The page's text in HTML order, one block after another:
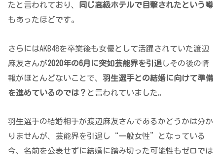
たと言われており、
同じ高級ホテルで目撃されたという噂
もあったほどです。
さらにはAKB48を卒業後も女優として活躍されていた渡辺
麻友さんが2020年の6月に突如芸能界を引退しその後の情
報がほとんどないことで、 羽生選手との結婚に向けて準備
を進めているのでは？ と言われていました。
羽生選手の結婚相手が渡辺麻友さんであるかどうかは分か
りませんが、芸能界を引退し“一般女性”となっている
今、名前を公表せずに結婚に踏み切った可能性もゼロでは